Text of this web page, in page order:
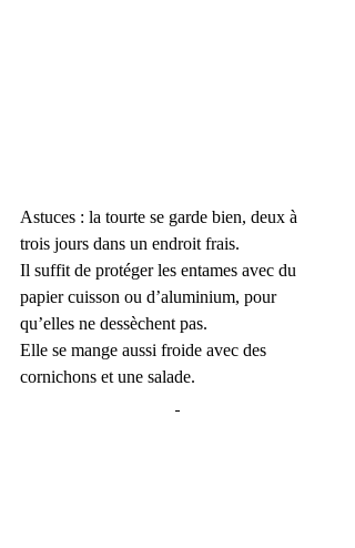
Astuces : la tourte se garde bien, deux à
trois jours dans un endroit frais.
Il suffit de protéger les entames avec du
papier cuisson ou d’aluminium, pour
qu’elles ne dessèchent pas.
Elle se mange aussi froide avec des
cornichons et une salade.